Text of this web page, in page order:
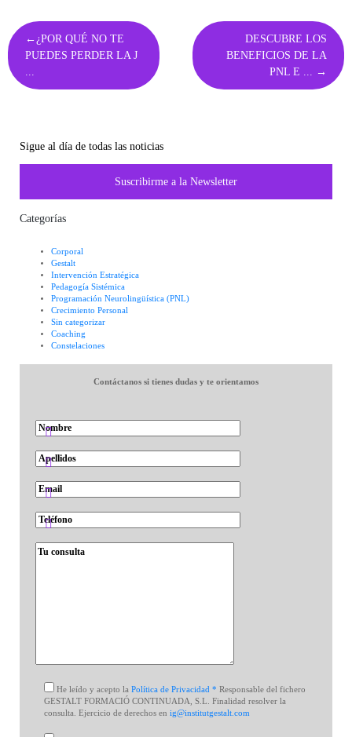
Navegación
de
entradas
¿POR QUÉ NO TE
PUEDES PERDER LA J
...
DESCUBRE LOS
BENEFICIOS DE LA
PNL E ...
Sigue al día de todas las noticias
Suscribirme a la Newsletter
Categorías
Corporal
Gestalt
Intervención Estratégica
Pedagogía Sistémica
Programación Neurolingüística (PNL)
Crecimiento Personal
Sin categorizar
Coaching
Constelaciones
Contáctanos si tienes dudas y te orientamos
He leído y acepto la Política de Privacidad * Responsable del fichero
GESTALT FORMACIÓ CONTINUADA, S.L. Finalidad resolver la
consulta. Ejercicio de derechos en ig@institutgestalt.com